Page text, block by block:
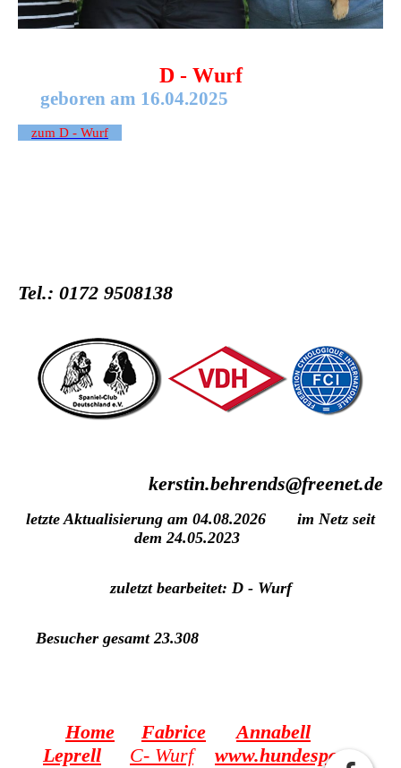
D - Wurf
geboren am 16.04.2025
zum D - Wurf
Tel.: 0172 9508138
kerstin.behrends@freenet.de
letzte Aktualisierung am 04.08.2026 im Netz seit
dem 24.05.2023
zuletzt bearbeitet: D - Wurf
Besucher gesamt 23.308
Home Fabrice
Annabell
Leprell
C- Wurf
www.hundesport-